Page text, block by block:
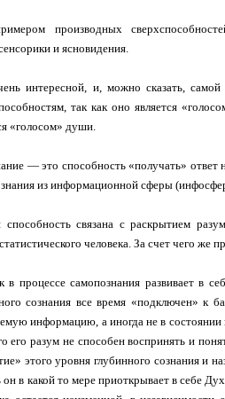
производных
и ясновидения.
интересной, и, можно сказать,
так как оно является
«голосом» души.
— это способность «получать»
из информационной сферы
способность связана с раскрытием
человека. За счет чего же
в процессе самопознания развивает в
сознания все время «подключен» к
информацию, а иногда не в состоянии
его разум не способен воспринять и
этого уровня глубинного сознания и
он в какой то мере приоткрывает в себе